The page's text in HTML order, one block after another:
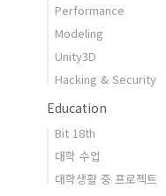
Performance
Modeling
Unity3D
Hacking & Security
Education
Bit 18th
대학 수업
대학생활 중 프로젝트